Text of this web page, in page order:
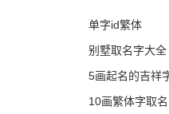
单字id繁体
别墅取名字大全
5画起名的吉祥
10画繁体字取名